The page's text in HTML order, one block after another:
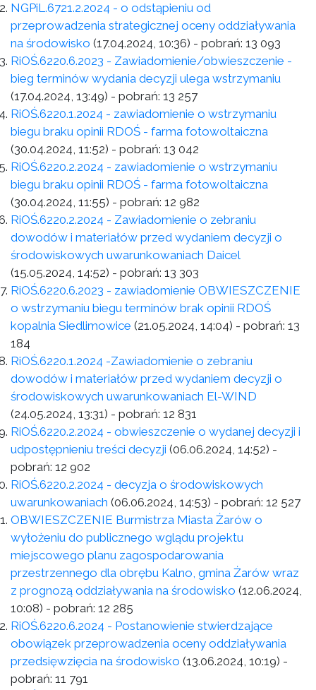
NGPiL.6721.2.2024 - o odstąpieniu od
przeprowadzenia strategicznej oceny oddziaływania
na środowisko (17.04.2024, 10:36) - pobrań: 13 093
RiOŚ.6220.6.2023 - Zawiadomienie/obwieszczenie -
bieg terminów wydania decyzji ulega wstrzymaniu
(17.04.2024, 13:49) - pobrań: 13 257
RiOŚ.6220.1.2024 - zawiadomienie o wstrzymaniu
biegu braku opinii RDOŚ - farma fotowoltaiczna
(30.04.2024, 11:52) - pobrań: 13 042
RiOŚ.6220.2.2024 - zawiadomienie o wstrzymaniu
biegu braku opinii RDOŚ - farma fotowoltaiczna
(30.04.2024, 11:55) - pobrań: 12 982
RiOŚ.6220.2.2024 - Zawiadomienie o zebraniu
dowodów i materiałów przed wydaniem decyzji o
środowiskowych uwarunkowaniach Daicel
(15.05.2024, 14:52) - pobrań: 13 303
RiOŚ.6220.6.2023 - zawiadomienie OBWIESZCZENIE
o wstrzymaniu biegu terminów brak opinii RDOŚ
kopalnia Siedlimowice (21.05.2024, 14:04) - pobrań: 13
184
RiOŚ.6220.1.2024 -Zawiadomienie o zebraniu
dowodów i materiałów przed wydaniem decyzji o
środowiskowych uwarunkowaniach El-WIND
(24.05.2024, 13:31) - pobrań: 12 831
RiOŚ.6220.2.2024 - obwieszczenie o wydanej decyzji i
udpostępnieniu treści decyzji (06.06.2024, 14:52) -
pobrań: 12 902
RiOŚ.6220.2.2024 - decyzja o środowiskowych
uwarunkowaniach (06.06.2024, 14:53) - pobrań: 12 527
OBWIESZCZENIE Burmistrza Miasta Żarów o
wyłożeniu do publicznego wglądu projektu
miejscowego planu zagospodarowania
przestrzennego dla obrębu Kalno, gmina Żarów wraz
z prognozą oddziaływania na środowisko (12.06.2024,
10:08) - pobrań: 12 285
RiOŚ.6220.6.2024 - Postanowienie stwierdzające
obowiązek przeprowadzenia oceny oddziaływania
przedsięwzięcia na środowisko (13.06.2024, 10:19) -
pobrań: 11 791